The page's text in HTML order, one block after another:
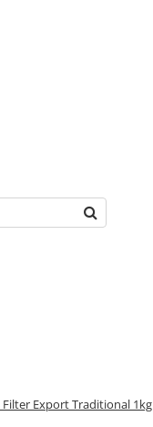
Filter Export Traditional 1kg